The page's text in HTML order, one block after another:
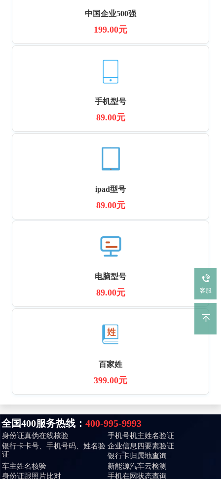
中国企业500强
199.00元
手机型号
89.00元
ipad型号
89.00元
电脑型号
89.00元
百家姓
399.00元
全国400服务热线： 400-995-9993
身份证真伪在线核验
手机号机主姓名验证
银行卡卡号、手机号码、姓名验
证
企业信息四要素验证
银行卡归属地查询
车主姓名核验
新能源汽车云检测
身份证跟照片比对
手机在网状态查询
客服